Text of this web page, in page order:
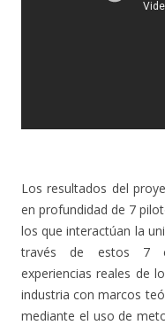
Los resultados del
en profundidad de 7
los que interactúan la
través de estos 7
experiencias reales de
industria con marcos
mediante el uso de